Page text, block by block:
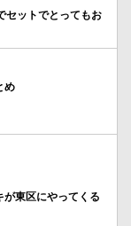
セットでとってもお
め
が東区にやってくる